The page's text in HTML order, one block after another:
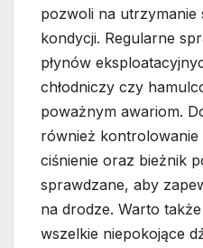
pozwoli na utrzymanie
kondycji. Regularne
płynów
chłodniczy czy
poważnym awariom.
również
ciśnienie oraz bieżnik
sprawdzane, aby
na drodze. Warto
wszelkie niepokojące